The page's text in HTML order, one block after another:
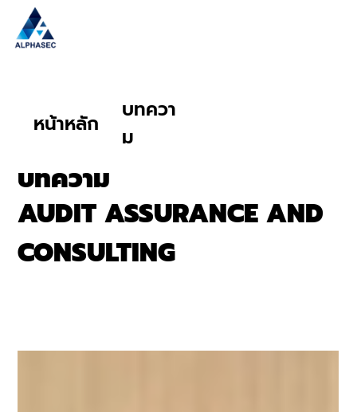
บทความ
AUDIT ASSURANCE AND
CONSULTING
หน้าหลัก
บทควา
ม